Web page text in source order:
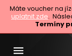
Máte voucher na
uplatnit zde.
Termíny